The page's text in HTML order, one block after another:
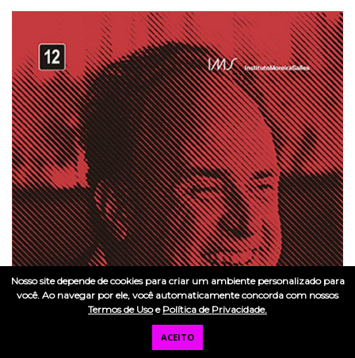
Nosso site depende de cookies para criar um ambiente personalizado para
você. Ao navegar por ele, você automaticamente concorda com nossos
Termos de Usoe Política de Privacidade.
ACEITO